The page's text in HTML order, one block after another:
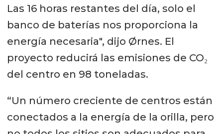
Las 16 horas restantes del día, solo el
banco de baterías nos proporciona la
energía necesaria", dijo Ørnes. El
proyecto reducirá las emisiones de CO₂
del centro en 98 toneladas.
“Un número creciente de centros están
conectados a la energía de la orilla, pero